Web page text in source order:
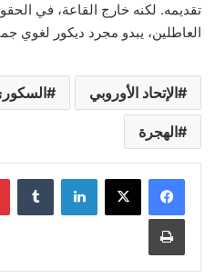
تقديمه. لكنه خارج القاعة، في
العاطلين، يبدو مجرد ديكور لغوي
الإتحاد الأوروبي
الهجرة
لينكدإن
طباعة